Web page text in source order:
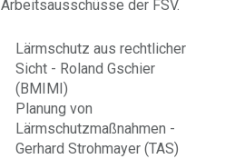
Arbeitsausschüsse der FSV.
Lärmschutz aus rechtlicher
Sicht - Roland Gschier
(BMIMI)
Planung von
Lärmschutzmaßnahmen -
Gerhard Strohmayer (TAS)